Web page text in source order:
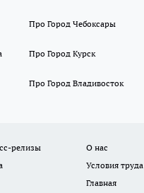
Про Город Чебоксары
Про Город Курск
Про Город Владивосток
релизы О нас
Условия труда
Главная